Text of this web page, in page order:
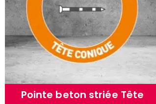
Pointe beton striée Tête